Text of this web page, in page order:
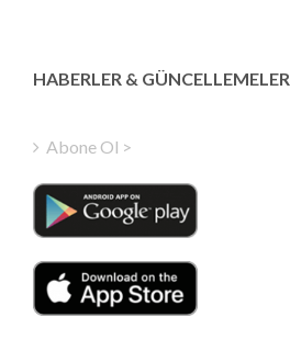
HABERLER & GÜNCELLEMELER
Abone Ol >